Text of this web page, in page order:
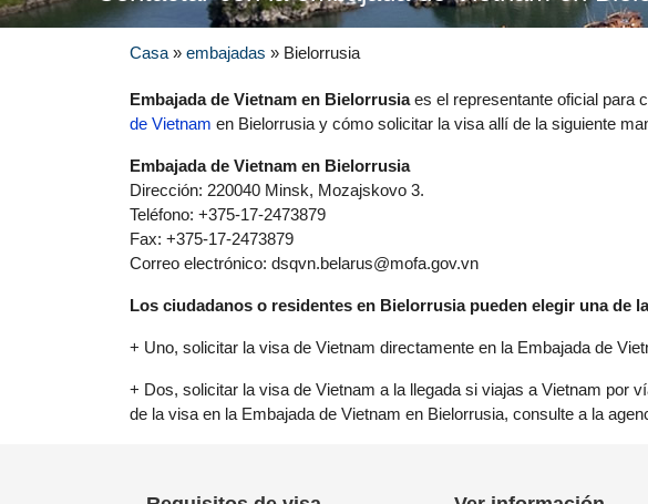
Casa » embajadas » Bielorrusia
Embajada de Vietnam en Bielorrusia es el representante oficial para
de Vietnam en Bielorrusia y cómo solicitar la visa allí de la siguiente
Embajada de Vietnam en Bielorrusia
Dirección: 220040 Minsk, Mozajskovo 3.
Teléfono: +375-17-2473879
Fax: +375-17-2473879
Correo electrónico: dsqvn.belarus@mofa.gov.vn
Los ciudadanos o residentes en Bielorrusia pueden elegir una de
+ Uno, solicitar la visa de Vietnam directamente en la Embajada de
+ Dos, solicitar la visa de Vietnam a la llegada si viajas a Vietnam por
de la visa en la Embajada de Vietnam en Bielorrusia, consulte a la